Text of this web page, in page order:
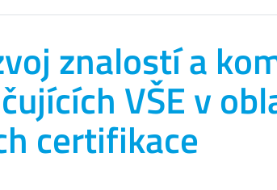
znalostí a
VŠE v
certifikace